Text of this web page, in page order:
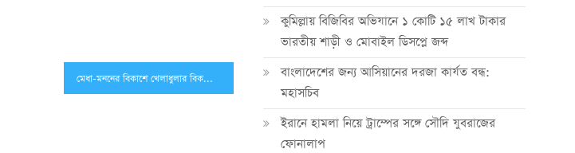
মেধা-মননের বিকাশে খেলাধুলার বিকল্প নেই: মন্ত্রী তাজুল ইসলাম
কুমিল্লায় বিজিবির অভিযানে ১ কোটি ১৫ লাখ টাকার
ভারতীয় শাড়ী ও মোবাইল ডিসপ্লে জব্দ
বাংলাদেশের জন্য আসিয়ানের দরজা কার্যত বন্ধ:
মহাসচিব
ইরানে হামলা নিয়ে ট্রাম্পের সঙ্গে সৌদি যুবরাজের
ফোনালাপ